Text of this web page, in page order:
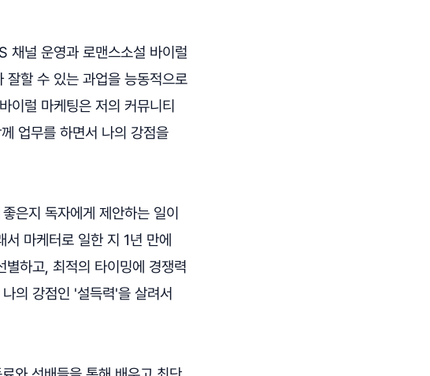
채널 운영과 로맨스소설 바이럴
잘할 수 있는 과업을 능동적으로
이럴 마케팅은 저의 커뮤니티
업무를 하면서 나의 강점을
은지 독자에게 제안하는 일이
마케터로 일한 지 1년 만에
하고, 최적의 타이밍에 경쟁력
의 강점인 '설득력'을 살려서